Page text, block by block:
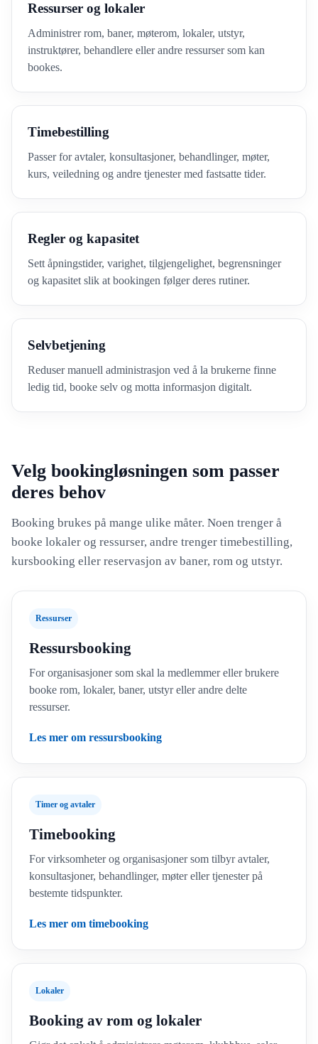
Ressurser og lokaler
Administrer rom, baner, møterom, lokaler, utstyr,
instruktører, behandlere eller andre ressurser som kan
bookes.
Timebestilling
Passer for avtaler, konsultasjoner, behandlinger, møter,
kurs, veiledning og andre tjenester med fastsatte tider.
Regler og kapasitet
Sett åpningstider, varighet, tilgjengelighet, begrensninger
og kapasitet slik at bookingen følger deres rutiner.
Selvbetjening
Reduser manuell administrasjon ved å la brukerne finne
ledig tid, booke selv og motta informasjon digitalt.
Velg bookingløsningen som passer
deres behov
Booking brukes på mange ulike måter. Noen trenger å
booke lokaler og ressurser, andre trenger timebestilling,
kursbooking eller reservasjon av baner, rom og utstyr.
Ressurser
Ressursbooking
For organisasjoner som skal la medlemmer eller brukere
booke rom, lokaler, baner, utstyr eller andre delte
ressurser.
Les mer om ressursbooking
Timer og avtaler
Timebooking
For virksomheter og organisasjoner som tilbyr avtaler,
konsultasjoner, behandlinger, møter eller tjenester på
bestemte tidspunkter.
Les mer om timebooking
Lokaler
Booking av rom og lokaler